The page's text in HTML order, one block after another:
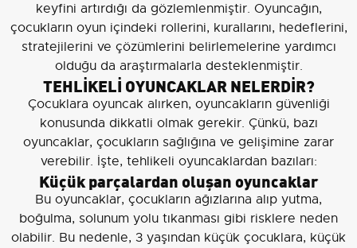
keyfini artırdığı da gözlemlenmiştir. Oyuncağın,
çocukların oyun içindeki rollerini, kurallarını, hedeflerini,
stratejilerini ve çözümlerini belirlemelerine yardımcı
olduğu da araştırmalarla desteklenmiştir.
TEHLİKELİ OYUNCAKLAR NELERDİR?
Çocuklara oyuncak alırken, oyuncakların güvenliği
konusunda dikkatli olmak gerekir. Çünkü, bazı
oyuncaklar, çocukların sağlığına ve gelişimine zarar
verebilir. İşte, tehlikeli oyuncaklardan bazıları:
Küçük parçalardan oluşan oyuncaklar
Bu oyuncaklar, çocukların ağızlarına alıp yutma,
boğulma, solunum yolu tıkanması gibi risklere neden
olabilir. Bu nedenle, 3 yaşından küçük çocuklara, küçük